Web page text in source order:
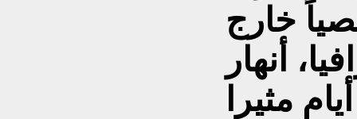
خارج
أنهار
مثيرا